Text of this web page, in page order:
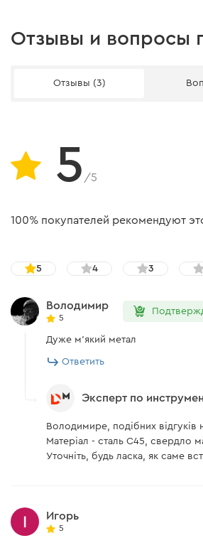
Отзывы и вопросы
Отзывы (3)
5 /5
100% покупателей рекомендуют
5 4 3
Володимир
5
Дуже м'який метал
Ответить
Эксперт по
Володимире, подібних відгуків
Матеріал - сталь С45, свердло
Уточніть, будь ласка, як саме
Игорь
5